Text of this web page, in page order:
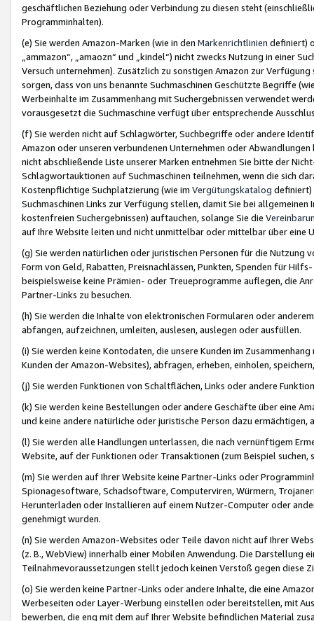
geschäftlichen Beziehung oder Verbindung zu diesen steht
Programminhalten).
(e) Sie werden Amazon-Marken (wie in den Markenrichtlinien definiert)
„ammazon“, „amaozn“ und „kindel“) nicht zwecks Nutzung in einer
Versuch unternehmen). Zusätzlich zu sonstigen Amazon zur
sorgen, dass von uns benannte Suchmaschinen Geschützte Begriffe
Werbeinhalte im Zusammenhang mit Suchergebnissen verwendet
vorausgesetzt die Suchmaschine verfügt über entsprechende
(f) Sie werden nicht auf Schlagwörter, Suchbegriffe oder andere
Amazon oder unseren verbundenen Unternehmen oder
nicht abschließende Liste unserer Marken entnehmen Sie bitte der
Schlagwortauktionen auf Suchmaschinen teilnehmen, wenn die sich
Kostenpflichtige Suchplatzierung (wie im Vergütungskatalog definiert)
Suchmaschinen Links zur Verfügung stellen, damit Sie bei
kostenfreien Suchergebnissen) auftauchen, solange Sie die
auf Ihre Website leiten und nicht unmittelbar oder mittelbar über eine
(g) Sie werden natürlichen oder juristischen Personen für die Nutzung
Form von Geld, Rabatten, Preisnachlässen, Punkten, Spenden für
beispielsweise keine Prämien- oder Treueprogramme auflegen, die
Partner-Links zu besuchen.
(h) Sie werden die Inhalte von elektronischen Formularen oder
abfangen, aufzeichnen, umleiten, auslesen, auslegen oder ausfüllen.
(i) Sie werden keine Kontodaten, die unsere Kunden im
Kunden der Amazon-Websites), abfragen, erheben, einholen,
(j) Sie werden Funktionen von Schaltflächen, Links oder andere
(k) Sie werden keine Bestellungen oder andere Geschäfte über eine
und keine andere natürliche oder juristische Person dazu
(l) Sie werden alle Handlungen unterlassen, die nach vernünftigem
Website, auf der Funktionen oder Transaktionen (zum Beispiel
(m) Sie werden auf Ihrer Website keine Partner-Links oder
Spionagesoftware, Schadsoftware, Computerviren, Würmern,
Herunterladen oder Installieren auf einem Nutzer-Computer oder
genehmigt wurden.
(n) Sie werden Amazon-Websites oder Teile davon nicht auf Ihrer
(z. B., WebView) innerhalb einer Mobilen Anwendung. Die Darstellung
Teilnahmevoraussetzungen stellt jedoch keinen Verstoß gegen diese
(o) Sie werden keine Partner-Links oder andere Inhalte, die eine
Werbeseiten oder Layer-Werbung einstellen oder bereitstellen, mit
bewerben, die eng mit dem auf Ihrer Website befindlichen Material